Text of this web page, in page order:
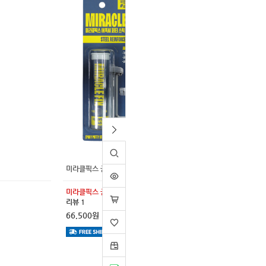
미라클픽스 금속용 (중) 1박스 10개 접착 보수제
미라클픽스 금속용 (중) 1박스 10개
리뷰 1
66,500원